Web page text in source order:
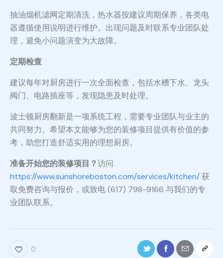
抽油烟机滤网定期清洗，热水器按建议周期保养，各类电
器遵循使用说明进行维护。出现问题及时联系专业团队处
理，避免小问题演变为大故障。
定期检查
建议每年对厨房进行一次全面检查，包括水槽下水、龙头
阀门、电路插座等，发现隐患及时处理。
波士顿厨房翻新是一项系统工程，需要专业团队与业主的
共同努力。希望本文能够为您的装修项目提供有价值的参
考，助您打造舒适实用的理想厨房。
准备开始您的装修项目？访问
https://www.sunshoreboston.com/services/kitchen/获
取免费咨询与报价，或致电 (617) 798-9166 与我们的专
业团队联系。
0